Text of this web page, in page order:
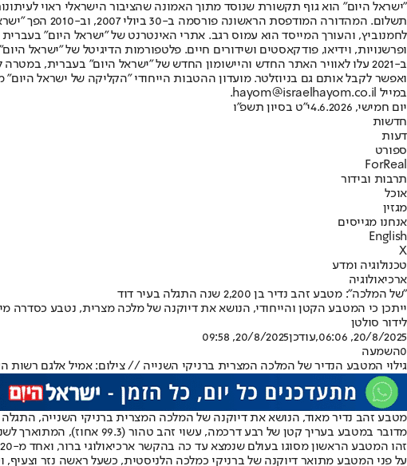
"ישראל היום" הוא גוף תקשורת שנוסד מתוך האמונה שהציבור הישראלי ראוי
תשלום.
ופרשנויות, וידיאו, פודקאסטים ושידורים חיים. פלטפורמות הדיגיטל של "ישראל
ב-2021 עלו לאוויר האתר החדש והיישומון החדש של "ישראל היום" בעברית,
ואפשר לקבל אותם גם בניוזלטר. מועדון ההטבות הייחודי "הקליקה של ישראל
במייל hayom@israelhayom.co.il.
יום חמישי, 4.6.2026
י"ט בסיון תשפ"ו
חדשות
דעות
ספורט
ForReal
תרבות ובידור
אוכל
מגזין
אנחנו מגייסים
English
X
טכנולוגיה ומדע
ארכיאולוגיה
"של המלכה": מטבע זהב נדיר בן 2,200 שנה התגלה בעיר דוד
ייתכן כי המטבע הקטן והייחודי, הנושא את דיוקנה של מלכה מצרית, נטבע כסדרה מיוחדת לצורך תשלום מענק לחיילים •
לידור סולטן
20/8/2025, 06:06
,עודכן20/8/2025, 09:58
0השמעה
גילוי המטבע הנדיר של המלכה המצרית ברניקי השנייה // צילום: אמיל אלגם רשות
מטבע זהב נדיר מאוד, הנושא את דיוקנה של המלכה המצרית ברניקי השנייה, התגלה
מדובר במטבע בעריך קטן של רבע דרכמה, עשוי זהב טהור (99.3 אחוז), המתוארך לשנים 246–412 לפנה"ס – בימי שלטונו של תלמי השלישי, בעלה של המלכה ברניקי השנייה.
זהו המטבע הראשון מסוגו בעולם שנמצא עד כה בהקשר ארכיאולוגי ברור, ואחד מ-20 הידועים בעולם בכלל. המטבע הנדיר יוצג לקהל הרחב בתערוכה שתתקיים בתחילת חודש ספטמבר במסגרת כנס מחקרי עיר דוד.
על פני המטבע מתואר דיוקנה של ברניקי כמלכה הלניסטית, כשעל ראשה נזר